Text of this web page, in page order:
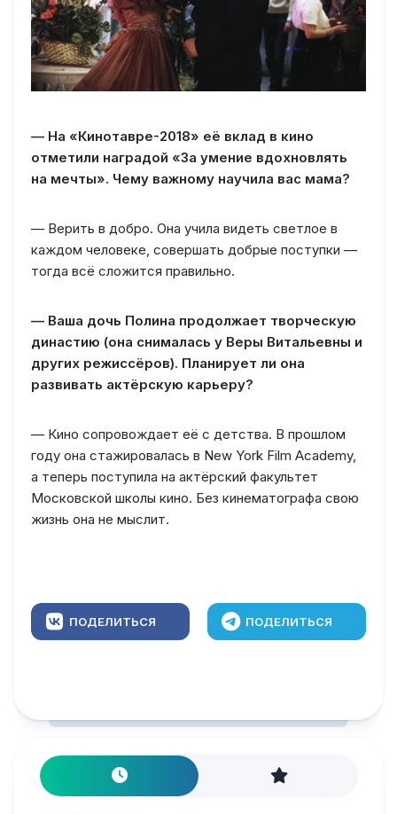
— На «Кинотавре-2018» её вклад в кино
отметили наградой «За умение вдохновлять
на мечты». Чему важному научила вас мама?
— Верить в добро. Она учила видеть светлое в
каждом человеке, совершать добрые поступки —
тогда всё сложится правильно.
— Ваша дочь Полина продолжает творческую
династию (она снималась у Веры Витальевны и
других режиссёров). Планирует ли она
развивать актёрскую карьеру?
— Кино сопровождает её с детства. В прошлом
году она стажировалась в New York Film Academy,
а теперь поступила на актёрский факультет
Московской школы кино. Без кинематографа свою
жизнь она не мыслит.
ПОДЕЛИТЬСЯ ПОДЕЛИТЬСЯ